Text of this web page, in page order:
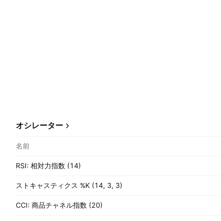
オシレーター
名前
RSI: 相対力指数 (14)
ストキャスティクス %K (14, 3, 3)
CCI: 商品チャネル指数 (20)